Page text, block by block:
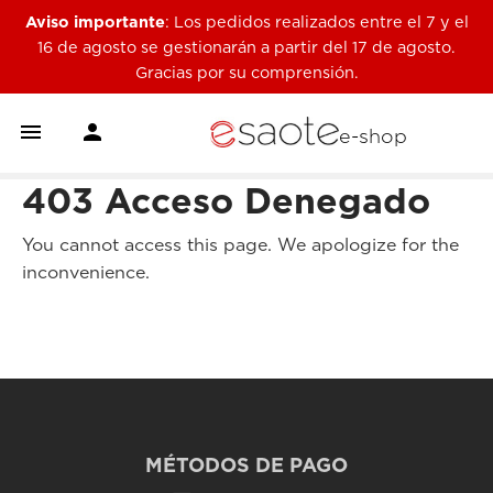
Aviso importante: Los pedidos realizados entre el 7 y el
16 de agosto se gestionarán a partir del 17 de agosto.
Gracias por su comprensión.
  e-shop
403 Acceso Denegado
You cannot access this page. We apologize for the
inconvenience.
MÉTODOS DE PAGO